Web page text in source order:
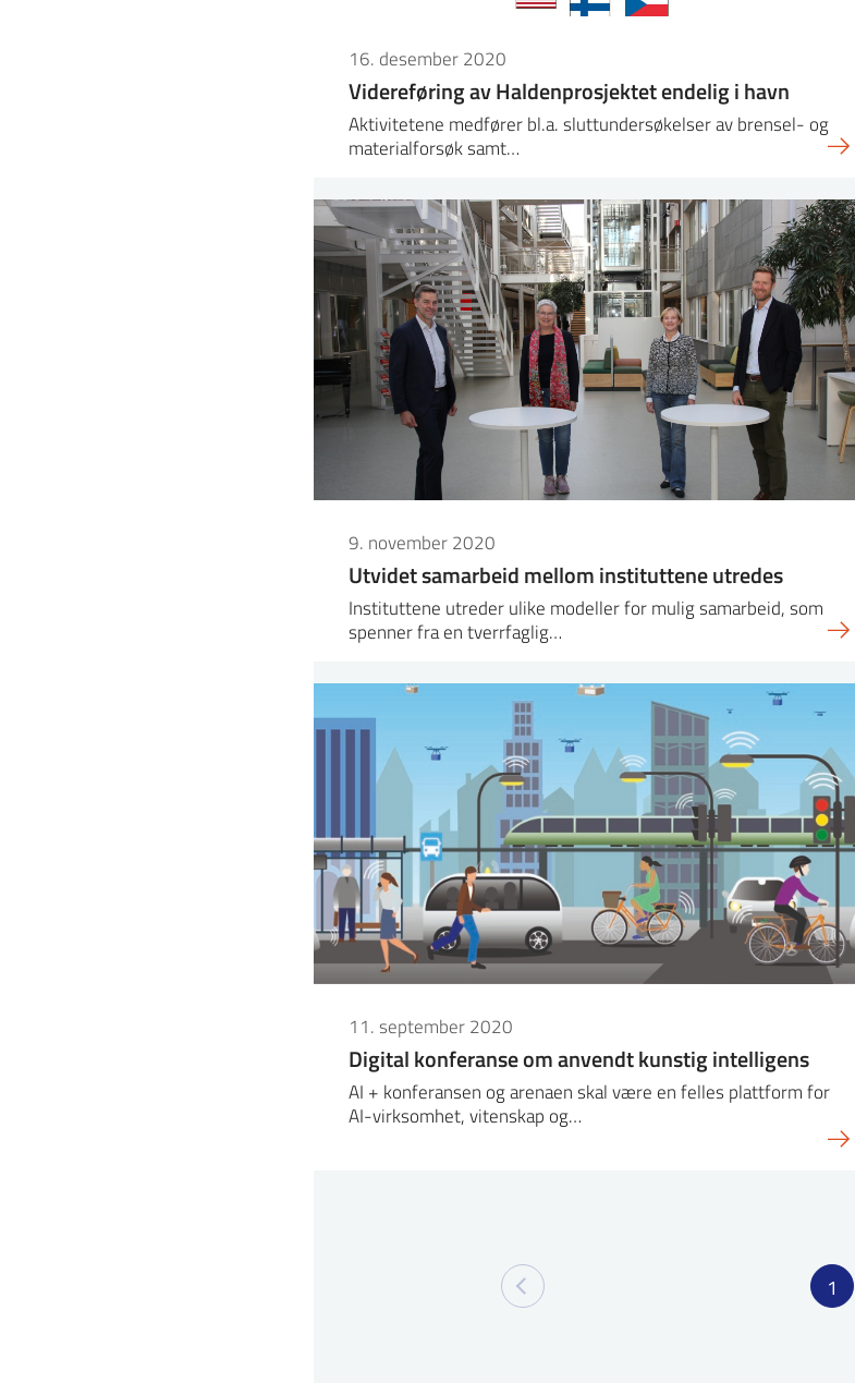
16. desember 2020
Videreføring av Haldenprosjektet endelig i havn
Aktivitetene medfører bl.a. sluttundersøkelser av brensel- og
materialforsøk samt…
9. november 2020
Utvidet samarbeid mellom instituttene utredes
Instituttene utreder ulike modeller for mulig samarbeid, som
spenner fra en tverrfaglig…
11. september 2020
Digital konferanse om anvendt kunstig intelligens
AI + konferansen og arenaen skal være en felles plattform for
AI-virksomhet, vitenskap og…
1